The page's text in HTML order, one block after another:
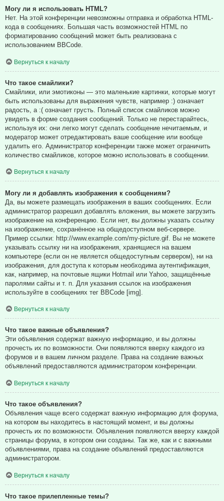
Могу ли я использовать HTML?
Нет. На этой конференции невозможны отправка и обработка HTML-
кода в сообщениях. Большая часть возможностей HTML по
форматированию сообщений может быть реализована с
использованием BBCode.
Вернуться к началу
Что такое смайлики?
Смайлики, или эмотиконы — это маленькие картинки, которые могут
быть использованы для выражения чувств, например :) означает
радость, а :( означает грусть. Полный список смайликов можно
увидеть в форме создания сообщений. Только не перестарайтесь,
используя их: они легко могут сделать сообщение нечитаемым, и
модератор может отредактировать ваше сообщение или вообще
удалить его. Администратор конференции также может ограничить
количество смайликов, которое можно использовать в сообщении.
Вернуться к началу
Могу ли я добавлять изображения к сообщениям?
Да, вы можете размещать изображения в ваших сообщениях. Если
администратор разрешил добавлять вложения, вы можете загрузить
изображение на конференцию. Если нет, вы должны указать ссылку
на изображение, сохранённое на общедоступном веб-сервере.
Пример ссылки: http://www.example.com/my-picture.gif. Вы не можете
указывать ссылку ни на изображения, хранящиеся на вашем
компьютере (если он не является общедоступным сервером), ни на
изображения, для доступа к которым необходима аутентификация,
как, например, на почтовые ящики Hotmail или Yahoo, защищённые
паролями сайты и т. п. Для указания ссылок на изображения
используйте в сообщениях тег BBCode [img].
Вернуться к началу
Что такое важные объявления?
Эти объявления содержат важную информацию, и вы должны
прочесть их по возможности. Они появляются вверху каждого из
форумов и в вашем личном разделе. Права на создание важных
объявлений предоставляются администратором конференции.
Вернуться к началу
Что такое объявления?
Объявления чаще всего содержат важную информацию для форума,
на котором вы находитесь в настоящий момент, и вы должны
прочесть их по возможности. Объявления появляются вверху каждой
страницы форума, в котором они созданы. Так же, как и с важными
объявлениями, права на создание объявлений предоставляются
администратором.
Вернуться к началу
Что такое прилепленные темы?